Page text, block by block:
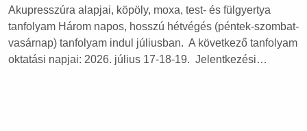
Akupresszúra alapjai, köpöly, moxa, test- és fülgyertya
tanfolyam Három napos, hosszú hétvégés (péntek-szombat-
vasárnap) tanfolyam indul júliusban. A következő tanfolyam
oktatási napjai: 2026. július 17-18-19. Jelentkezési…